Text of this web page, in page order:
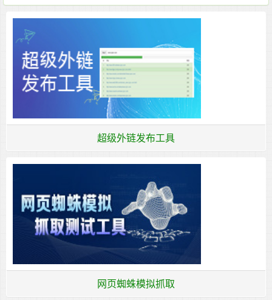
超级外链发布工具
网页蜘蛛模拟抓取